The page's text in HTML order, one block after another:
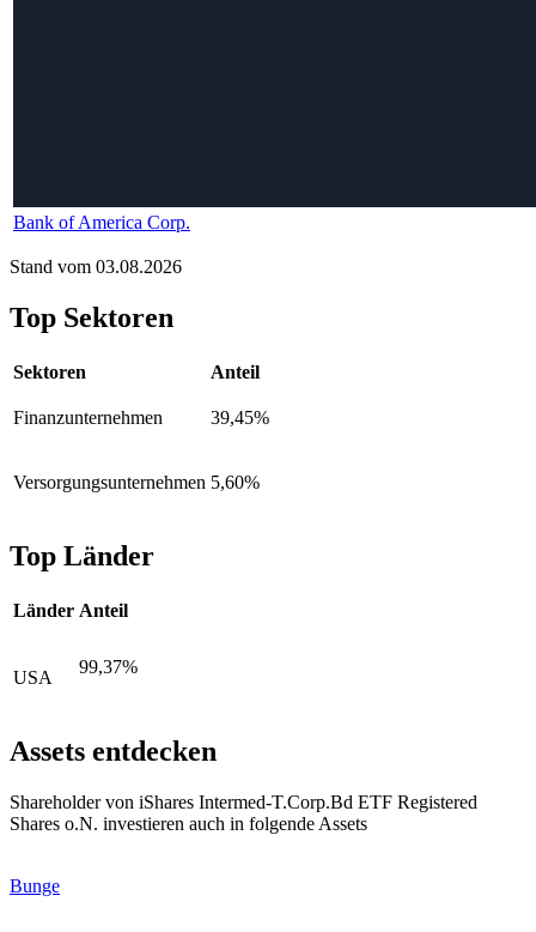
Bank of America Corp.
Stand vom 03.08.2026
Top Sektoren
Sektoren Anteil
Finanzunternehmen 39,45%
Versorgungsunternehmen 5,60%
Top Länder
Länder Anteil
USA
99,37%
Assets entdecken
Shareholder von iShares Intermed-T.Corp.Bd ETF Registered
Shares o.N. investieren auch in folgende Assets
Bunge